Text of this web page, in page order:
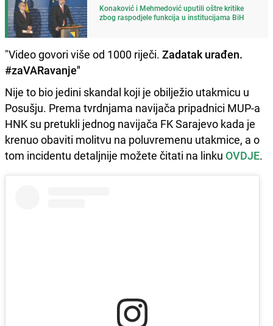
Konaković i Mehmedović uputili oštre kritike
zbog raspodjele funkcija u institucijama BiH
"Video govori više od 1000 riječi. Zadatak urađen.
#zaVARavanje"
Nije to bio jedini skandal koji je obilježio utakmicu u
Posušju. Prema tvrdnjama navijača pripadnici MUP-a
HNK su pretukli jednog navijača FK Sarajevo kada je
krenuo obaviti molitvu na poluvremenu utakmice, a o
tom incidentu detaljnije možete čitati na linku OVDJE.